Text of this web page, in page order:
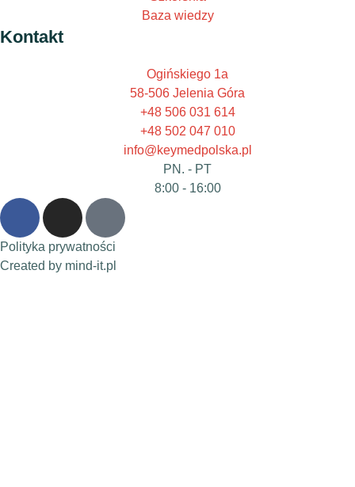
Baza wiedzy
Kontakt
Ogińskiego 1a
58-506 Jelenia Góra
+48 506 031 614
+48 502 047 010
info@keymedpolska.pl
PN. - PT
8:00 - 16:00
Polityka prywatności
Created by mind-it.pl